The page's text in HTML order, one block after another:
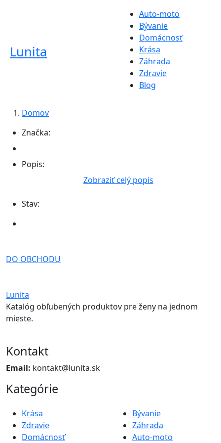
Lunita
Auto-moto
Bývanie
Domácnosť
Krása
Záhrada
Zdravie
Blog
Domov
Značka:
Popis:
Zobraziť celý popis
Stav:
DO OBCHODU
Lunita
Katalóg obľubených produktov pre ženy na jednom
mieste.
Kontakt
Email: kontakt@lunita.sk
Kategórie
Krása
Zdravie
Domácnosť
Bývanie
Záhrada
Auto-moto